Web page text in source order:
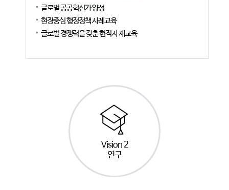
글로벌 공공혁신가 양성
현장중심 행정정책 사례교육
글로벌 경쟁력을 갖춘 현직자 재교육
Vision 2
연구